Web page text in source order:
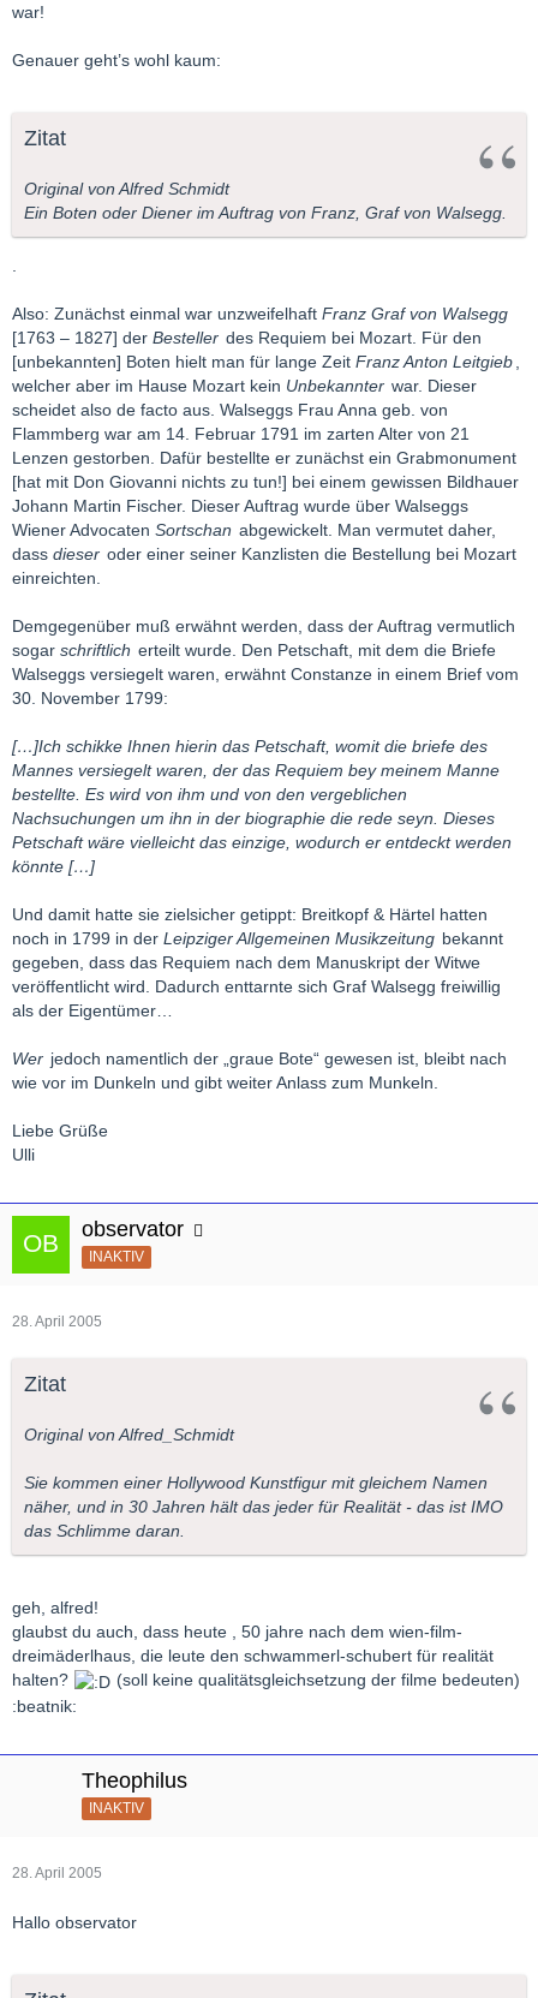
war!
Genauer geht’s wohl kaum:
Zitat
Original von Alfred Schmidt
Ein Boten oder Diener im Auftrag von Franz, Graf von Walsegg.
.
Also: Zunächst einmal war unzweifelhaft Franz Graf von Walsegg
[1763 – 1827] der Besteller des Requiem bei Mozart. Für den
[unbekannten] Boten hielt man für lange Zeit Franz Anton Leitgieb,
welcher aber im Hause Mozart kein Unbekannter war. Dieser
scheidet also de facto aus. Walseggs Frau Anna geb. von
Flammberg war am 14. Februar 1791 im zarten Alter von 21
Lenzen gestorben. Dafür bestellte er zunächst ein Grabmonument
[hat mit Don Giovanni nichts zu tun!] bei einem gewissen Bildhauer
Johann Martin Fischer. Dieser Auftrag wurde über Walseggs
Wiener Advocaten Sortschan abgewickelt. Man vermutet daher,
dass dieser oder einer seiner Kanzlisten die Bestellung bei Mozart
einreichten.
Demgegenüber muß erwähnt werden, dass der Auftrag vermutlich
sogar schriftlich erteilt wurde. Den Petschaft, mit dem die Briefe
Walseggs versiegelt waren, erwähnt Constanze in einem Brief vom
30. November 1799:
[…]Ich schikke Ihnen hierin das Petschaft, womit die briefe des
Mannes versiegelt waren, der das Requiem bey meinem Manne
bestellte. Es wird von ihm und von den vergeblichen
Nachsuchungen um ihn in der biographie die rede seyn. Dieses
Petschaft wäre vielleicht das einzige, wodurch er entdeckt werden
könnte […]
Und damit hatte sie zielsicher getippt: Breitkopf & Härtel hatten
noch in 1799 in der Leipziger Allgemeinen Musikzeitung bekannt
gegeben, dass das Requiem nach dem Manuskript der Witwe
veröffentlicht wird. Dadurch enttarnte sich Graf Walsegg freiwillig
als der Eigentümer…
Wer jedoch namentlich der „graue Bote“ gewesen ist, bleibt nach
wie vor im Dunkeln und gibt weiter Anlass zum Munkeln.
Liebe Grüße
Ulli
observator
INAKTIV
28. April 2005
Zitat
Original von Alfred_Schmidt
Sie kommen einer Hollywood Kunstfigur mit gleichem Namen
näher, und in 30 Jahren hält das jeder für Realität - das ist IMO
das Schlimme daran.
geh, alfred!
glaubst du auch, dass heute , 50 jahre nach dem wien-film-
dreimäderlhaus, die leute den schwammerl-schubert für realität
halten?
(soll keine qualitätsgleichsetzung der filme bedeuten)
:beatnik:
Theophilus
INAKTIV
28. April 2005
Hallo observator